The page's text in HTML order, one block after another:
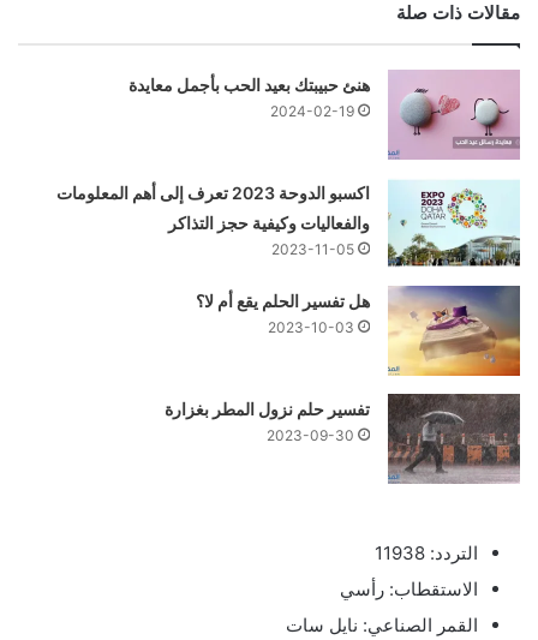
مقالات ذات صلة
هنئ حبيبتك بعيد الحب بأجمل معايدة
2024-02-19
اكسبو الدوحة 2023 تعرف إلى أهم المعلومات
والفعاليات وكيفية حجز التذاكر
2023-11-05
هل تفسير الحلم يقع أم لا؟
2023-10-03
تفسير حلم نزول المطر بغزارة
2023-09-30
التردد: 11938
الاستقطاب: رأسي
القمر الصناعي: نايل سات